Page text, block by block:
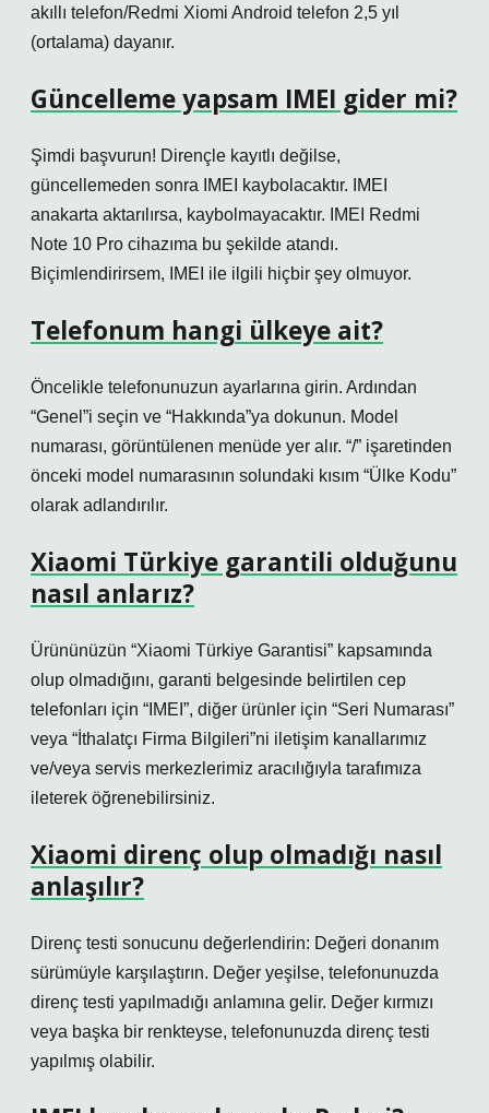
akıllı telefon/Redmi Xiomi Android telefon 2,5 yıl
(ortalama) dayanır.
Güncelleme yapsam IMEI gider mi?
Şimdi başvurun! Dirençle kayıtlı değilse,
güncellemeden sonra IMEI kaybolacaktır. IMEI
anakarta aktarılırsa, kaybolmayacaktır. IMEI Redmi
Note 10 Pro cihazıma bu şekilde atandı.
Biçimlendirirsem, IMEI ile ilgili hiçbir şey olmuyor.
Telefonum hangi ülkeye ait?
Öncelikle telefonunuzun ayarlarına girin. Ardından
“Genel”i seçin ve “Hakkında”ya dokunun. Model
numarası, görüntülenen menüde yer alır. “/” işaretinden
önceki model numarasının solundaki kısım “Ülke Kodu”
olarak adlandırılır.
Xiaomi Türkiye garantili olduğunu
nasıl anlarız?
Ürününüzün “Xiaomi Türkiye Garantisi” kapsamında
olup olmadığını, garanti belgesinde belirtilen cep
telefonları için “IMEI”, diğer ürünler için “Seri Numarası”
veya “İthalatçı Firma Bilgileri”ni iletişim kanallarımız
ve/veya servis merkezlerimiz aracılığıyla tarafımıza
ileterek öğrenebilirsiniz.
Xiaomi direnç olup olmadığı nasıl
anlaşılır?
Direnç testi sonucunu değerlendirin: Değeri donanım
sürümüyle karşılaştırın. Değer yeşilse, telefonunuzda
direnç testi yapılmadığı anlamına gelir. Değer kırmızı
veya başka bir renkteyse, telefonunuzda direnç testi
yapılmış olabilir.